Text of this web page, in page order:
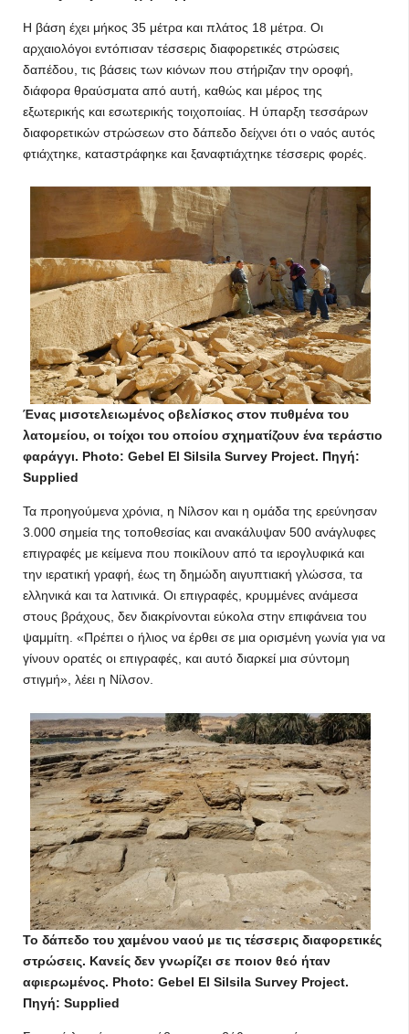
Η βάση έχει μήκος 35 μέτρα και πλάτος 18 μέτρα. Οι
αρχαιολόγοι εντόπισαν τέσσερις διαφορετικές στρώσεις
δαπέδου, τις βάσεις των κιόνων που στήριζαν την οροφή,
διάφορα θραύσματα από αυτή, καθώς και μέρος της
εξωτερικής και εσωτερικής τοιχοποιίας. Η ύπαρξη τεσσάρων
διαφορετικών στρώσεων στο δάπεδο δείχνει ότι ο ναός αυτός
φτιάχτηκε, καταστράφηκε και ξαναφτιάχτηκε τέσσερις φορές.
Ένας μισοτελειωμένος οβελίσκος στον πυθμένα του
λατομείου, οι τοίχοι του οποίου σχηματίζουν ένα τεράστιο
φαράγγι. Photo: Gebel El Silsila Survey Project. Πηγή:
Supplied
Τα προηγούμενα χρόνια, η Νίλσον και η ομάδα της ερεύνησαν
3.000 σημεία της τοποθεσίας και ανακάλυψαν 500 ανάγλυφες
επιγραφές με κείμενα που ποικίλουν από τα ιερογλυφικά και
την ιερατική γραφή, έως τη δημώδη αιγυπτιακή γλώσσα, τα
ελληνικά και τα λατινικά. Οι επιγραφές, κρυμμένες ανάμεσα
στους βράχους, δεν διακρίνονται εύκολα στην επιφάνεια του
ψαμμίτη. «Πρέπει ο ήλιος να έρθει σε μια ορισμένη γωνία για να
γίνουν ορατές οι επιγραφές, και αυτό διαρκεί μια σύντομη
στιγμή», λέει η Νίλσον.
Το δάπεδο του χαμένου ναού με τις τέσσερις διαφορετικές
στρώσεις. Κανείς δεν γνωρίζει σε ποιον θεό ήταν
αφιερωμένος. Photo: Gebel El Silsila Survey Project.
Πηγή: Supplied